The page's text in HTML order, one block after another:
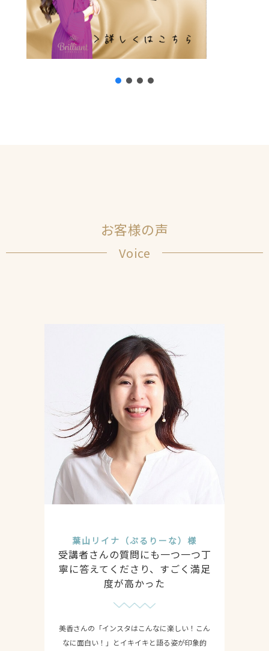
お客様の声
Voice
葉山リイナ（ぷるりーな）様
受講者さんの質問にも一つ一つ丁
寧に答えてくださり、すごく満足
度が高かった
美香さんの「インスタはこんなに楽しい！こん
なに面白い！」とイキイキと語る姿が印象的